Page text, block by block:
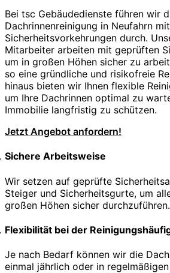
Bei tsc Gebäudedienste führen wir
Dachrinnenreinigung in Neufahrn
Sicherheitsvorkehrungen durch.
Mitarbeiter arbeiten mit geprüften
um in großen Höhen sicher zu
so eine gründliche und risikofreie
hinaus bieten wir Ihnen flexible
um Ihre Dachrinnen optimal zu
Immobilie langfristig zu schützen.
Jetzt Angebot anfordern!
Sichere Arbeitsweise
Wir setzen auf geprüfte
Steiger und Sicherheitsgurte, um
großen Höhen sicher durchzuführen.
Flexibilität bei der
Je nach Bedarf können wir die
einmal jährlich oder in